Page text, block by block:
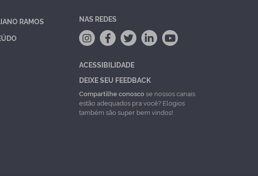
RAMOS
NAS REDES
ACESSIBILIDADE
DEIXE SEU FEEDBACK
Compartilhe conoscose nossos canais
estão adequados pra você? Elogios
também são super bem vindos!